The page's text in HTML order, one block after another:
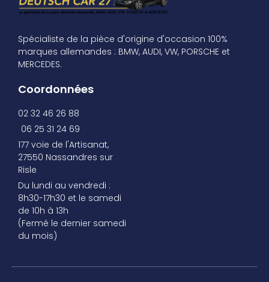
Spécialiste de la pièce d'origine d'occasion 100%
marques allemandes : BMW, AUDI, VW, PORSCHE et
MERCEDES.
Coordonnées
02 32 46 26 88
06 25 31 24 69
177 voie de l'Artisanat,
27550 Nassandres sur
Risle
Du lundi au vendredi :
8h30-17h30 et le samedi
de 10h à 13h
(Fermé le dernier samedi
du mois)